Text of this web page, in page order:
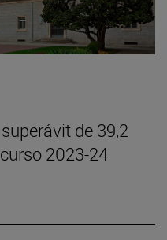
de 39,2
2023-24